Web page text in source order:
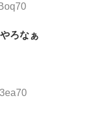
ろなぁ